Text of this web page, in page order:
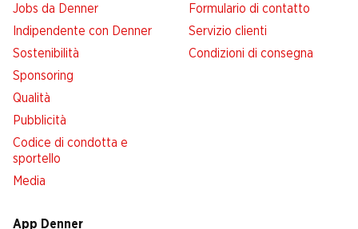
Jobs da Denner
Indipendente con Denner
Sostenibilità
Sponsoring
Qualità
Pubblicità
Codice di condotta e
sportello
Media
Formulario di contatto
Servizio clienti
Condizioni di consegna
App Denner